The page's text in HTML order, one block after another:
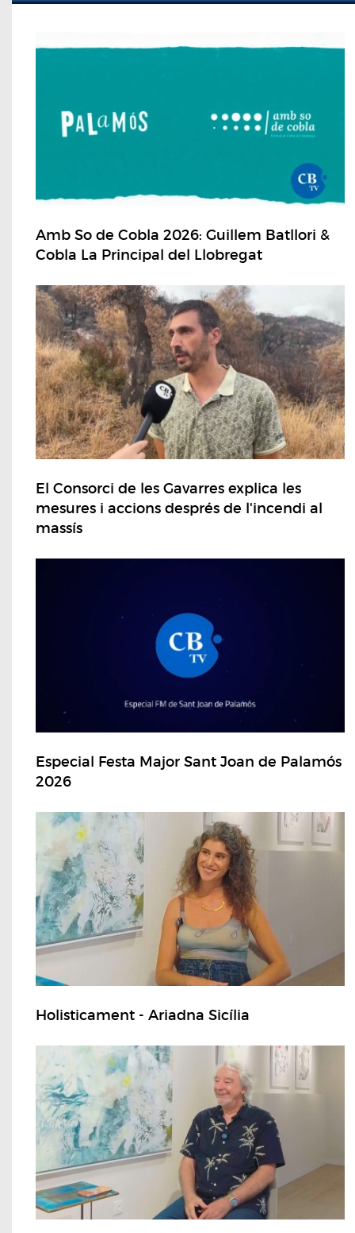
Amb So de Cobla 2026: Guillem Batllori &
Cobla La Principal del Llobregat
El Consorci de les Gavarres explica les
mesures i accions després de l'incendi al
massís
Especial Festa Major Sant Joan de Palamós
2026
Holisticament - Ariadna Sicília